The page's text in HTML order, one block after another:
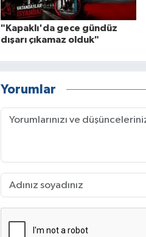
"Kapaklı'da gece gündüz
dışarı çıkamaz olduk"
Yorumlar